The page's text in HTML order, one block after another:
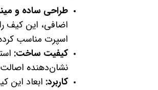
طراحی ساده و
اضافی، این کیف
اسپرت مناسب
کیفیت ساخت:
نشان‌دهنده
کاربرد: ابعاد این